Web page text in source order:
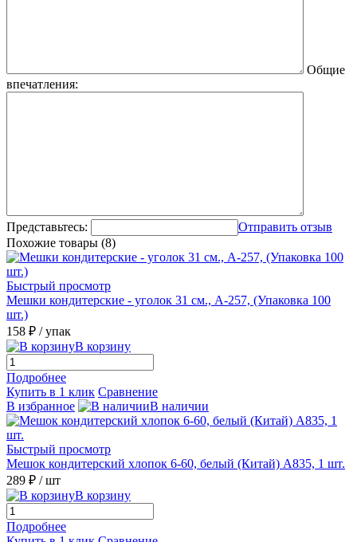
Общие
впечатления:
Представьтесь:
Отправить отзыв
Похожие товары (8)
Быстрый просмотр
Мешки кондитерские - уголок 31 см., А-257, (Упаковка 100
шт.)
158 ₽ / упак
В корзину
Подробнее
Купить в 1 клик Сравнение
В избранное
В наличии
Быстрый просмотр
Мешок кондитерский хлопок 6-60, белый (Китай) А835, 1 шт.
289 ₽ / шт
В корзину
Подробнее